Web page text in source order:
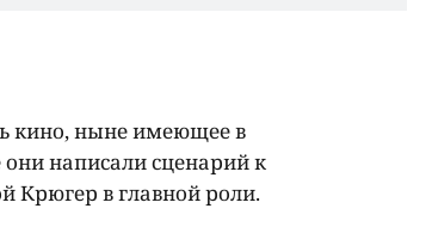
кино, ныне имеющее в
написали сценарий к
Крюгер в главной роли.